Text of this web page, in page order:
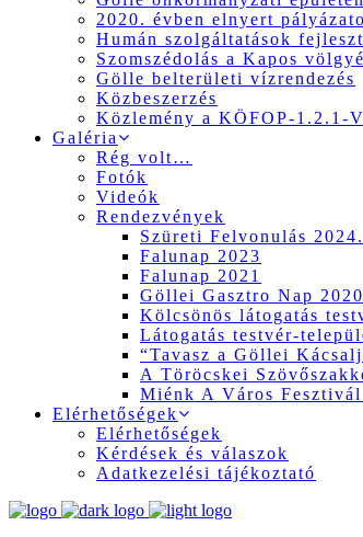
2020. évben elnyert
Humán szolgáltatások
Szomszédolás a Kapos
Gölle belterületi vízrendezés
Közbeszerzés
Közlemény a KÖFOP-1.2.1-
Galéria
Rég volt…
Fotók
Videók
Rendezvények
Szüreti Felvonulás
Falunap 2023
Falunap 2021
Göllei Gasztro Nap 2020
Kölcsönös látogatás
Látogatás testvér-
“Tavasz a Göllei
A Töröcskei
Miénk A Város
Elérhetőségek
Elérhetőségek
Kérdések és válaszok
Adatkezelési tájékoztató